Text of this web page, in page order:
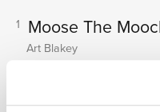
1 Moose The
Art Blakey